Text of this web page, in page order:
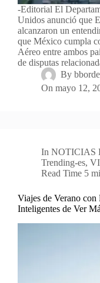
-Editorial El
Unidos anunció que
alcanzaron un
que México cumpla
Aéreo entre ambos
de disputas
By
On mayo 12,
In NOTICIAS
Trending-es,
Read Time 5
Viajes de Verano con
Inteligentes de Ver